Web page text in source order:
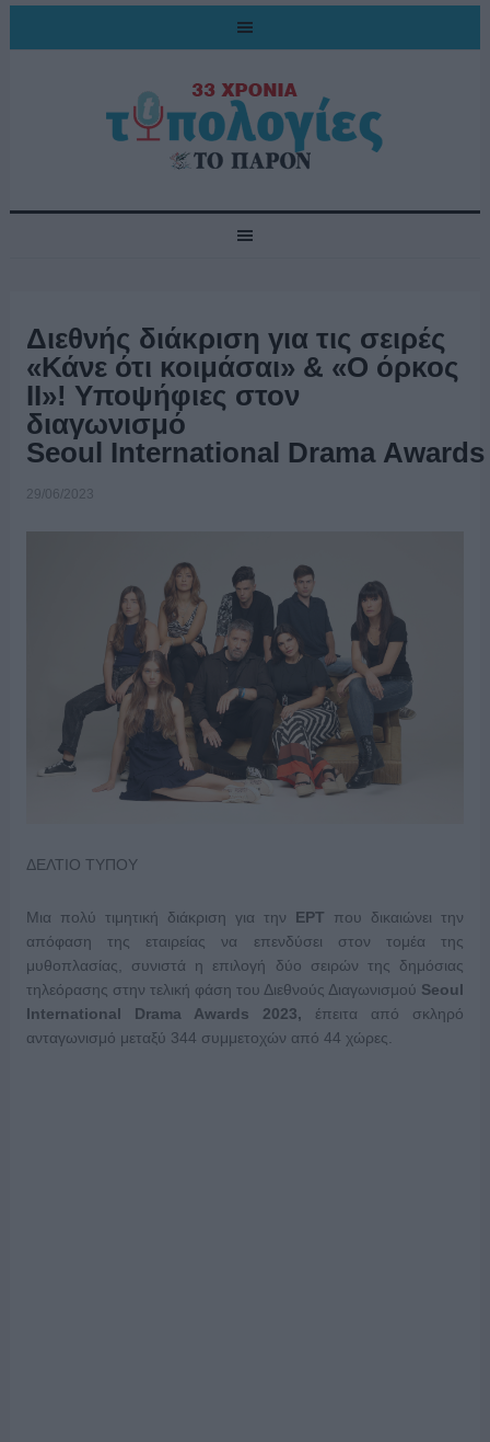
Διεθνής διάκριση για τις σειρές
«Κάνε ότι κοιμάσαι» & «Ο όρκος
II»! Υποψήφιες στον
διαγωνισμό
Seoul International Drama Awards
29/06/2023
ΔΕΛΤΙΟ ΤΥΠΟΥ
Μια πολύ τιμητική διάκριση για την ΕΡΤ που δικαιώνει την
απόφαση της εταιρείας να επενδύσει στον τομέα της
μυθοπλασίας, συνιστά η επιλογή δύο σειρών της δημόσιας
τηλεόρασης στην τελική φάση του Διεθνούς Διαγωνισμού Seoul
International Drama Awards 2023, έπειτα από σκληρό
ανταγωνισμό μεταξύ 344 συμμετοχών από 44 χώρες.